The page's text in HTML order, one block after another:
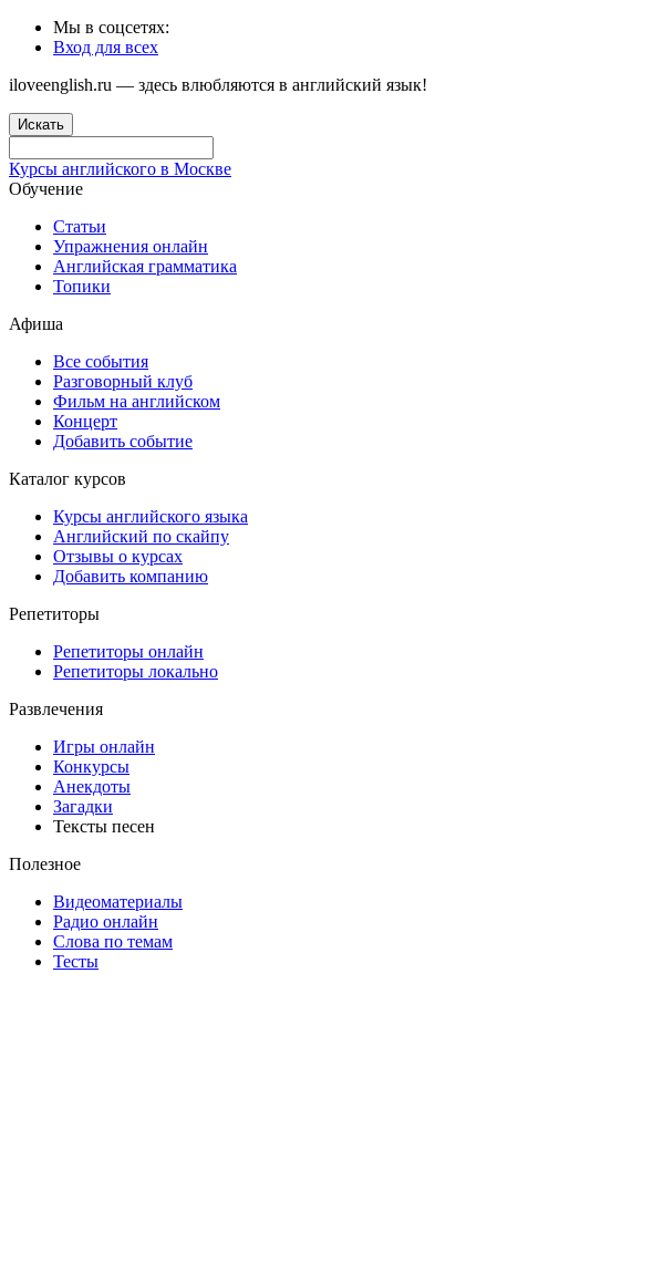
Мы в соцсетях:
Вход для всех
iloveenglish.ru — здесь влюбляются в английский язык!
Искать
Курсы английского в Москве
Обучение
Статьи
Упражнения онлайн
Английская грамматика
Топики
Афиша
Все события
Разговорный клуб
Фильм на английском
Концерт
Добавить событие
Каталог курсов
Курсы английского языка
Английский по скайпу
Отзывы о курсах
Добавить компанию
Репетиторы
Репетиторы онлайн
Репетиторы локально
Развлечения
Игры онлайн
Конкурсы
Анекдоты
Загадки
Тексты песен
Полезное
Видеоматериалы
Радио онлайн
Слова по темам
Тесты